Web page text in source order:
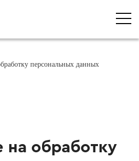
персональных данных
на обработку